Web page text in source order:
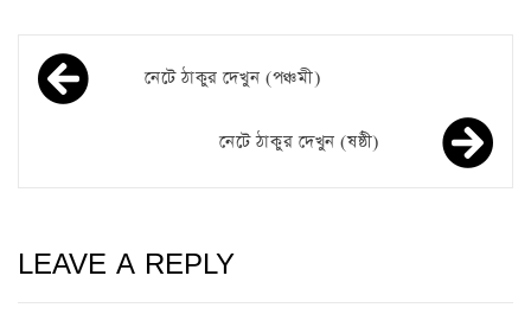
নেটে ঠাকুর দেখুন (পঞ্চমী)
নেটে ঠাকুর দেখুন (ষষ্ঠী)
LEAVE A REPLY